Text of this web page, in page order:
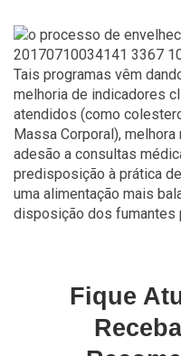
Tais programas vêm
melhoria de indicadores
atendidos (como
Massa Corporal),
adesão a consultas
predisposição à prática
uma alimentação mais
disposição dos fumantes
Fique